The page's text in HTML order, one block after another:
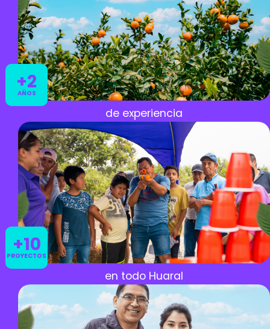
+2
AÑOS
de experiencia
+10
PROYECTOS
en todo Huaral